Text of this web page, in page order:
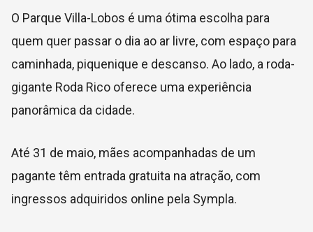
O Parque Villa-Lobos é uma ótima escolha para
quem quer passar o dia ao ar livre, com espaço para
caminhada, piquenique e descanso. Ao lado, a roda-
gigante Roda Rico oferece uma experiência
panorâmica da cidade.
Até 31 de maio, mães acompanhadas de um
pagante têm entrada gratuita na atração, com
ingressos adquiridos online pela Sympla.